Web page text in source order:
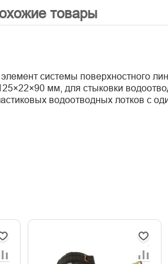
товары
системы поверхностного
мм, для стыковки
водоотводных лотков с